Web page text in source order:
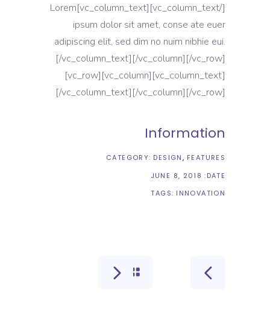
[/vc_column_text][vc_column_text]Lorem
ipsum dolor sit amet, conse ate euer
adipiscing elit, sed dim no nuim nibhie eui.
[/vc_column_text][/vc_column][/vc_row]
[vc_row][vc_column][vc_column_text]
[/vc_column_text][/vc_column][/vc_row]
Information
CATEGORY: DESIGN
FEATURES
DATE:
JUNE 8, 2018
TAGS: INNOVATION